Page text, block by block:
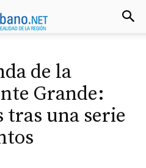
de la
Grande:
tras una serie